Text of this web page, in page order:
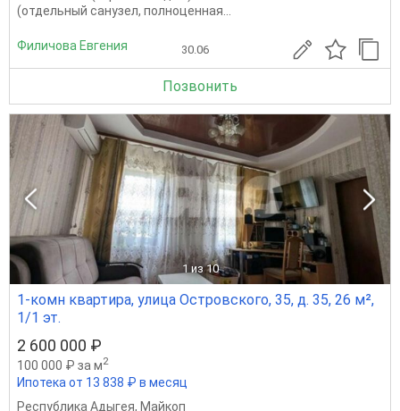
(отдельный санузел, полноценная...
Филичова Евгения 30.06
Позвонить
1 из 10
1-комн квартира, улица Островского, 35, д. 35, 26 м²,
1/1 эт.
2 600 000 ₽
100 000 ₽ за м2
Ипотека от 13 838 ₽ в месяц
Республика Адыгея, Майкоп